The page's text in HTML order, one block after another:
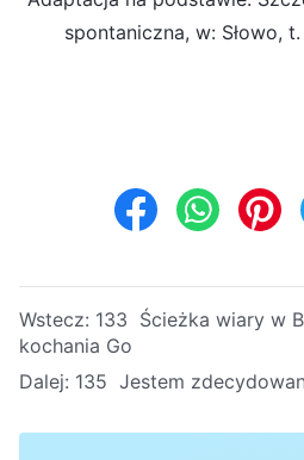
spontaniczna, w: Słowo,
Wstecz: 133 Ścieżka wiary w
kochania Go
Dalej: 135 Jestem